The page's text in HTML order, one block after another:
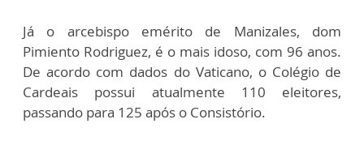
Já o arcebispo emérito de Manizales, dom
Pimiento Rodriguez, é o mais idoso, com 96 anos.
De acordo com dados do Vaticano, o Colégio de
Cardeais possui atualmente 110 eleitores,
passando para 125 após o Consistório.